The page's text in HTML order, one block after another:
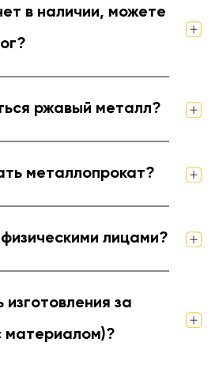
в наличии, можете
ржавый металл?
металлопрокат?
лицами?
за
материалом)?